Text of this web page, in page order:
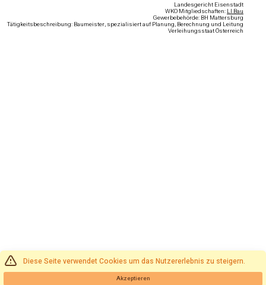
Landesgericht Eisenstadt
WKO Mitgliedschaften: LI Bau
Gewerbebehörde: BH Mattersburg
Tätigkeitsbeschreibung: Baumeister, spezialisiert auf Planung, Berechnung und Leitung
Verleihungsstaat Österreich
Diese Seite verwendet Cookies um das Nutzererlebnis zu steigern.
Akzeptieren